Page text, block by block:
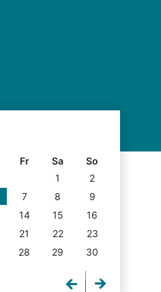
Fr Sa
So
1
2
7 8
9
14 15
16
21 22
23
28 29
30